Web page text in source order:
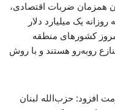
همزمان ضربات اقتصادی،
یک میلیارد دلار
کشورهای منطقه
روبه‌رو هستند و با روش
افزود: حزب‌الله لبنان